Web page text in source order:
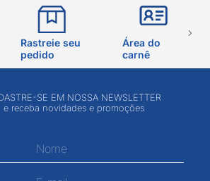
Rastreie seu
pedido
Área do
carnê
SE EM NOSSA NEWSLETTER
e receba novidades e promoções